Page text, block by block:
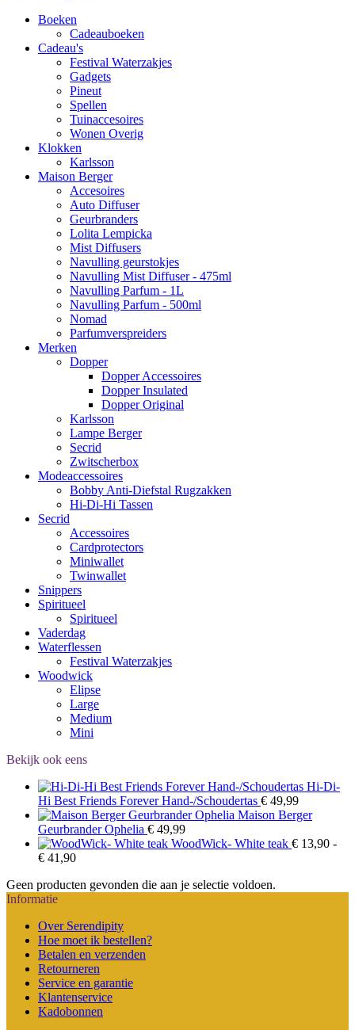
Boeken
Cadeauboeken
Cadeau's
Festival Waterzakjes
Gadgets
Pineut
Spellen
Tuinaccesoires
Wonen Overig
Klokken
Karlsson
Maison Berger
Accesoires
Auto Diffuser
Geurbranders
Lolita Lempicka
Mist Diffusers
Navulling geurstokjes
Navulling Mist Diffuser - 475ml
Navulling Parfum - 1L
Navulling Parfum - 500ml
Nomad
Parfumverspreiders
Merken
Dopper
Dopper Accessoires
Dopper Insulated
Dopper Original
Karlsson
Lampe Berger
Secrid
Zwitscherbox
Modeaccessoires
Bobby Anti-Diefstal Rugzakken
Hi-Di-Hi Tassen
Secrid
Accessoires
Cardprotectors
Miniwallet
Twinwallet
Snippers
Spiritueel
Spiritueel
Vaderdag
Waterflessen
Festival Waterzakjes
Woodwick
Elipse
Large
Medium
Mini
Bekijk ook eens
Hi-Di-
Hi Best Friends Forever Hand-/Schoudertas € 49,99
Maison Berger
Geurbrander Ophelia € 49,99
WoodWick- White teak € 13,90 -
€ 41,90Prijsklasse:
tot
Geen producten gevonden die aan je selectie voldoen.
Informatie
Over Serendipity
Hoe moet ik bestellen?
Betalen en verzenden
Retourneren
Service en garantie
Klantenservice
Kadobonnen